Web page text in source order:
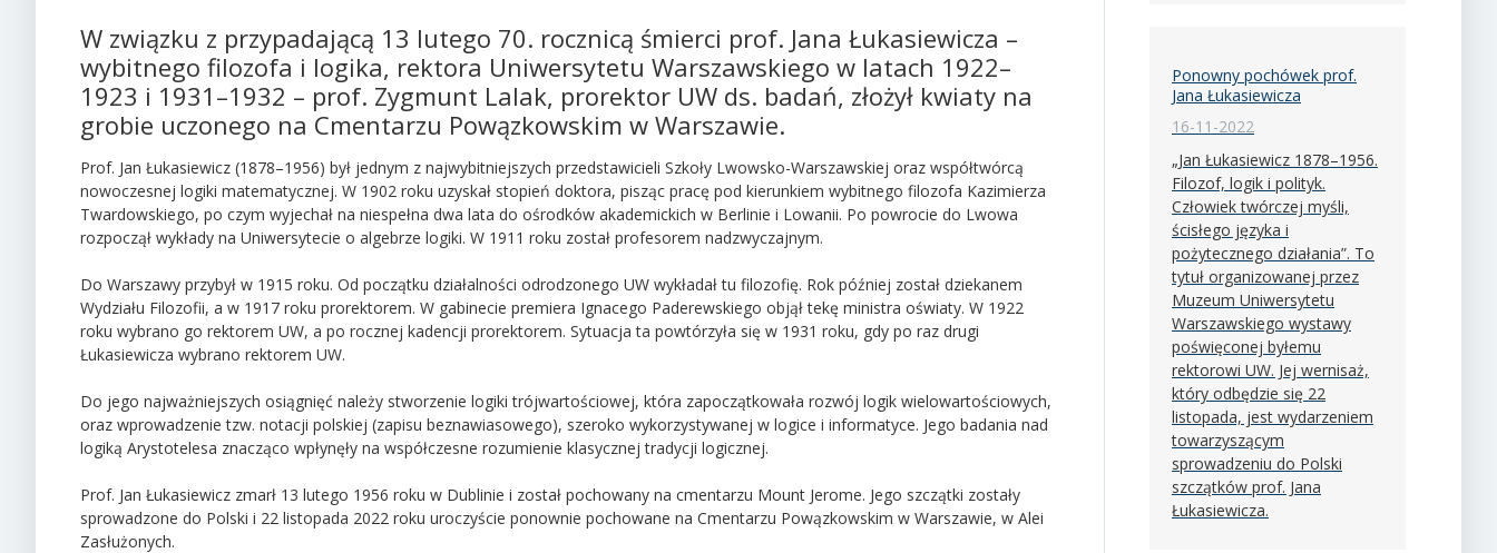
W związku z przypadającą 13 lutego 70. rocznicą śmierci prof. Jana Łukasiewicza –
wybitnego filozofa i logika, rektora Uniwersytetu Warszawskiego w latach 1922–
1923 i 1931–1932 – prof. Zygmunt Lalak, prorektor UW ds. badań, złożył kwiaty na
grobie uczonego na Cmentarzu Powązkowskim w Warszawie.
Prof. Jan Łukasiewicz (1878–1956) był jednym z najwybitniejszych przedstawicieli Szkoły Lwowsko-Warszawskiej oraz współtwórcą
nowoczesnej logiki matematycznej. W 1902 roku uzyskał stopień doktora, pisząc pracę pod kierunkiem wybitnego filozofa Kazimierza
Twardowskiego, po czym wyjechał na niespełna dwa lata do ośrodków akademickich w Berlinie i Lowanii. Po powrocie do Lwowa
rozpoczął wykłady na Uniwersytecie o algebrze logiki. W 1911 roku został profesorem nadzwyczajnym.
Do Warszawy przybył w 1915 roku. Od początku działalności odrodzonego UW wykładał tu filozofię. Rok później został dziekanem
Wydziału Filozofii, a w 1917 roku prorektorem. W gabinecie premiera Ignacego Paderewskiego objął tekę ministra oświaty. W 1922
roku wybrano go rektorem UW, a po rocznej kadencji prorektorem. Sytuacja ta powtórzyła się w 1931 roku, gdy po raz drugi
Łukasiewicza wybrano rektorem UW.
Do jego najważniejszych osiągnięć należy stworzenie logiki trójwartościowej, która zapoczątkowała rozwój logik wielowartościowych,
oraz wprowadzenie tzw. notacji polskiej (zapisu beznawiasowego), szeroko wykorzystywanej w logice i informatyce. Jego badania nad
logiką Arystotelesa znacząco wpłynęły na współczesne rozumienie klasycznej tradycji logicznej.
Prof. Jan Łukasiewicz zmarł 13 lutego 1956 roku w Dublinie i został pochowany na cmentarzu Mount Jerome. Jego szczątki zostały
sprowadzone do Polski i 22 listopada 2022 roku uroczyście ponownie pochowane na Cmentarzu Powązkowskim w Warszawie, w Alei
Zasłużonych.
Ponowny pochówek prof.
Jana Łukasiewicza
16-11-2022
„Jan Łukasiewicz 1878–1956.
Filozof, logik i polityk.
Człowiek twórczej myśli,
ścisłego języka i
pożytecznego działania”. To
tytuł organizowanej przez
Muzeum Uniwersytetu
Warszawskiego wystawy
poświęconej byłemu
rektorowi UW. Jej wernisaż,
który odbędzie się 22
listopada, jest wydarzeniem
towarzyszącym
sprowadzeniu do Polski
szczątków prof. Jana
Łukasiewicza.